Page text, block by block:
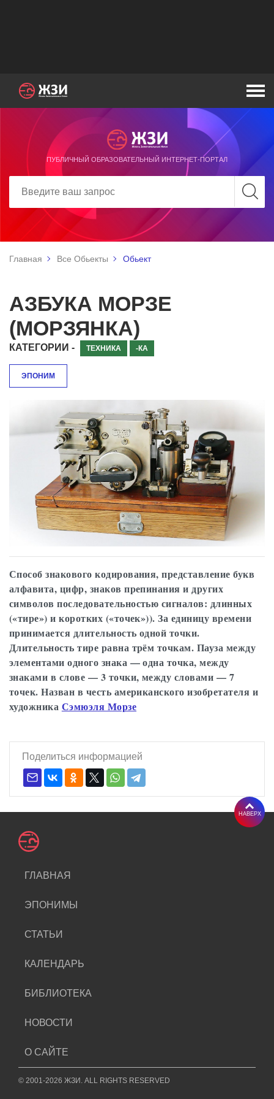
ПУБЛИЧНЫЙ ОБРАЗОВАТЕЛЬНЫЙ ИНТЕРНЕТ-ПОРТАЛ
Главная Все Обьекты Обьект
АЗБУКА МОРЗЕ
(МОРЗЯНКА)
КАТЕГОРИИ - ТЕХНИКА -КА
ЭПОНИМ
Способ знакового кодирования, представление букв
алфавита, цифр, знаков препинания и других
символов последовательностью сигналов: длинных
(«тире») и коротких («точек»)). За единицу времени
принимается длительность одной точки.
Длительность тире равна трём точкам. Пауза между
элементами одного знака — одна точка, между
знаками в слове — 3 точки, между словами — 7
точек. Назван в честь американского изобретателя и
художника Сэмюэля Морзе
Поделиться информацией
ГЛАВНАЯ
ЭПОНИМЫ
СТАТЬИ
КАЛЕНДАРЬ
БИБЛИОТЕКА
НОВОСТИ
О САЙТЕ
© 2001-2026 ЖЗИ. ALL RIGHTS RESERVED
НАВЕРХ